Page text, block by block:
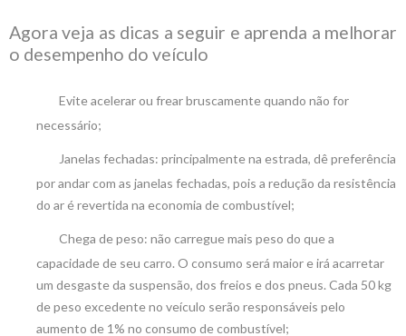
Agora veja as dicas a seguir e aprenda a melhorar
o desempenho do veículo
Evite acelerar ou frear bruscamente quando não for
necessário;
Janelas fechadas: principalmente na estrada, dê preferência
por andar com as janelas fechadas, pois a redução da resistência
do ar é revertida na economia de combustível;
Chega de peso: não carregue mais peso do que a
capacidade de seu carro. O consumo será maior e irá acarretar
um desgaste da suspensão, dos freios e dos pneus. Cada 50 kg
de peso excedente no veículo serão responsáveis pelo
aumento de 1% no consumo de combustível;